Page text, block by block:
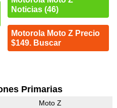
Noticias (46)
Motorola Moto Z Precio
$149. Buscar
Primarias
Moto Z